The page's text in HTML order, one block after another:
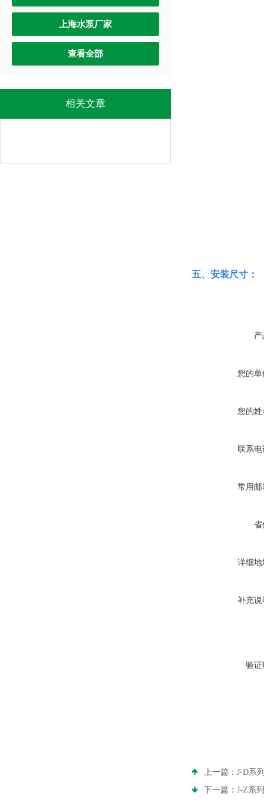
上海水泵厂家
查看全部
相关文章
五、安装尺寸：
您的单
您的姓
联系电
常用邮
省
详细地
补充说
验证
上一篇： J-D系
下一篇： J-Z系